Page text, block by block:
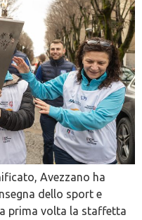
Avezzano ha
dello sport e
prima volta la staffetta